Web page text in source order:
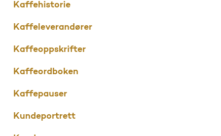
Kaffehistorie
Kaffeleverandører
Kaffeoppskrifter
Kaffeordboken
Kaffepauser
Kundeportrett